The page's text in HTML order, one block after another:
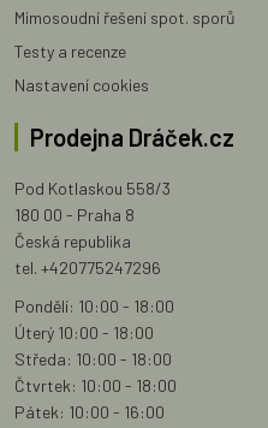
Mimosoudní řešení spot. sporů
Testy a recenze
Nastavení cookies
Prodejna Dráček.cz
Pod Kotlaskou 558/3
180 00 - Praha 8
Česká republika
tel. +420775247296
Pondělí: 10:00 - 18:00
Úterý 10:00 - 18:00
Středa: 10:00 - 18:00
Čtvrtek: 10:00 - 18:00
Pátek: 10:00 - 16:00